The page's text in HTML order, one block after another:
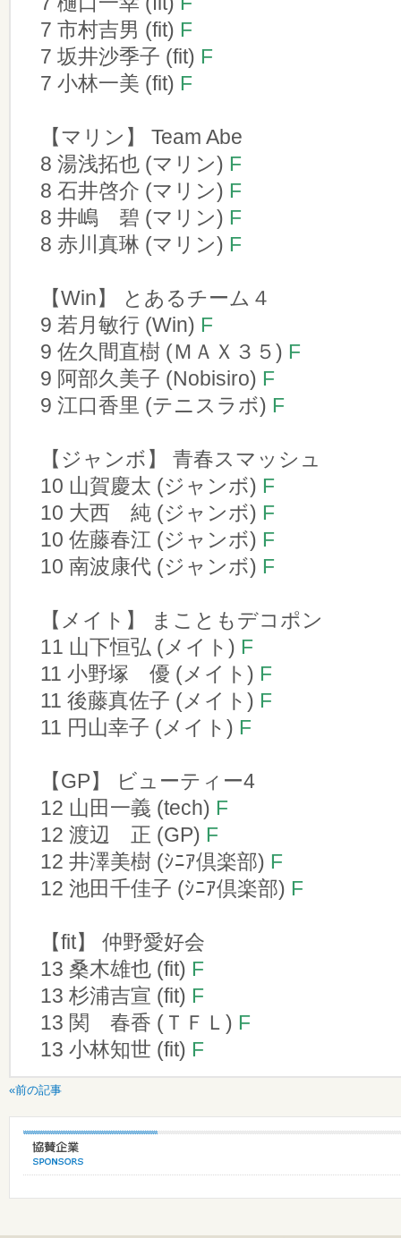
7 市村吉男 (fit) F
7 坂井沙季子 (fit) F
7 小林一美 (fit) F
【マリン】 Team Abe
8 湯浅拓也 (マリン) F
8 石井啓介 (マリン) F
8 井嶋 碧 (マリン) F
8 赤川真琳 (マリン) F
【Win】 とあるチーム４
9 若月敏行 (Win) F
9 佐久間直樹 (ＭＡＸ３５) F
9 阿部久美子 (Nobisiro) F
9 江口香里 (テニスラボ) F
【ジャンボ】 青春スマッシュ
10 山賀慶太 (ジャンボ) F
10 大西 純 (ジャンボ) F
10 佐藤春江 (ジャンボ) F
10 南波康代 (ジャンボ) F
【メイト】 まこともデコポン
11 山下恒弘 (メイト) F
11 小野塚 優 (メイト) F
11 後藤真佐子 (メイト) F
11 円山幸子 (メイト) F
【GP】 ビューティー4
12 山田一義 (tech) F
12 渡辺 正 (GP) F
12 井澤美樹 (ｼﾆｱ倶楽部) F
12 池田千佳子 (ｼﾆｱ倶楽部) F
【fit】 仲野愛好会
13 桑木雄也 (fit) F
13 杉浦吉宣 (fit) F
13 関 春香 (ＴＦＬ) F
13 小林知世 (fit) F
«前の記事